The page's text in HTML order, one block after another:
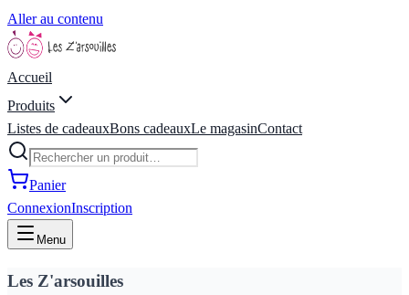
Aller au contenu
Accueil
Produits
Listes de cadeauxBons cadeauxLe magasinContact
Panier
ConnexionInscription
Menu
Les Z'arsouilles